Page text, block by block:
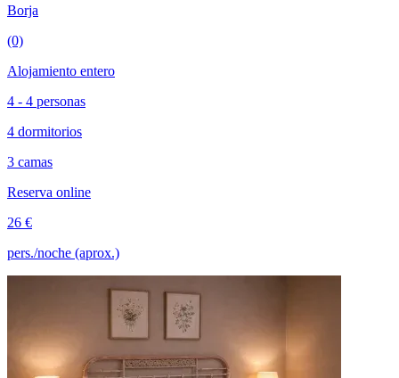
Borja
(0)
Alojamiento entero
4 - 4 personas
4 dormitorios
3 camas
Reserva online
26 €
pers./noche (aprox.)